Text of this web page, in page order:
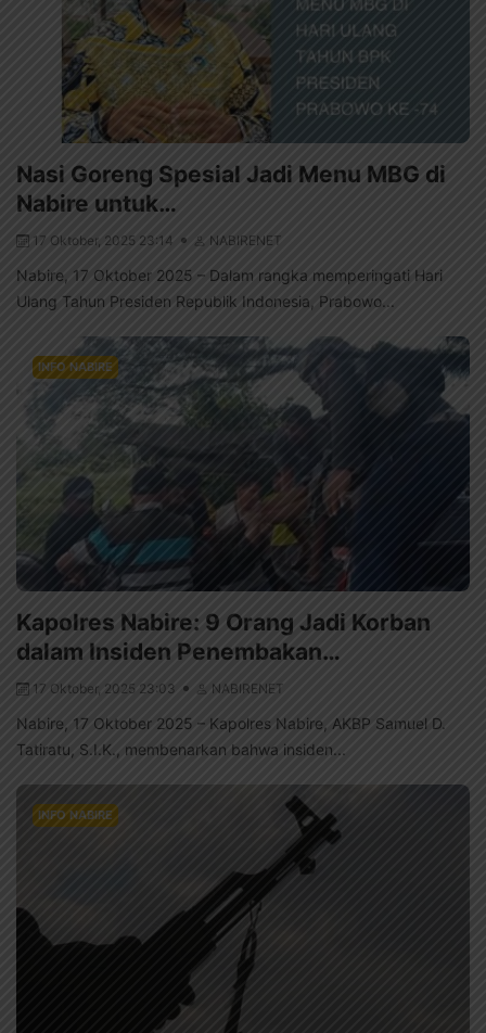
Nasi Goreng Spesial Jadi Menu MBG di
Nabire untuk…
17 Oktober, 2025 23:14 NABIRENET
Nabire, 17 Oktober 2025 – Dalam rangka memperingati Hari
Ulang Tahun Presiden Republik Indonesia, Prabowo...
INFO NABIRE
Kapolres Nabire: 9 Orang Jadi Korban
dalam Insiden Penembakan…
17 Oktober, 2025 23:03 NABIRENET
Nabire, 17 Oktober 2025 – Kapolres Nabire, AKBP Samuel D.
Tatiratu, S.I.K., membenarkan bahwa insiden...
INFO NABIRE